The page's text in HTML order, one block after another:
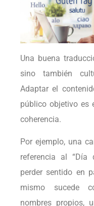
Una buena
sino también
Adaptar el
público objetivo es
coherencia.
Por ejemplo, una
referencia al “Día
perder sentido en
mismo sucede
nombres propios,